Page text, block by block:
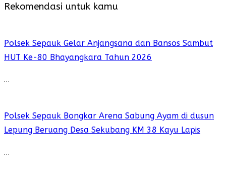
Rekomendasi untuk kamu
Polsek Sepauk Gelar Anjangsana dan Bansos Sambut
HUT Ke-80 Bhayangkara Tahun 2026
…
Polsek Sepauk Bongkar Arena Sabung Ayam di dusun
Lepung Beruang Desa Sekubang KM 38 Kayu Lapis
…